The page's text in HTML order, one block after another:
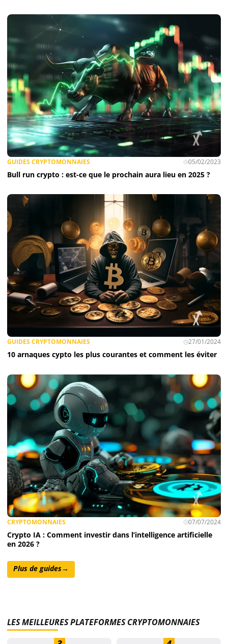
GUIDES CRYPTOMONNAIES 05/02/2023
Bull run crypto : est-ce que le prochain aura lieu en 2025 ?
GUIDES CRYPTOMONNAIES 27/01/2024
10 arnaques cypto les plus courantes et comment les éviter
CRYPTOMONNAIES 07/07/2024
Crypto IA : Comment investir dans l’intelligence artificielle
en 2026 ?
Plus de guides→
LES MEILLEURES PLATEFORMES CRYPTOMONNAIES